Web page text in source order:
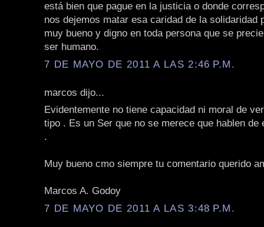
está bien que pague en la justicia o donde
nos dejemos matar esa caridad de la solidaridad
muy bueno y digno en toda persona que se
ser humano.
7 DE MAYO DE 2011 A LAS 2:46 P.M.
marcos dijo...
Evidentemente no tiene capacidad ni moral de
tipo . Es un Ser que no se merece que hablen de
.
Muy bueno cmo siempre tu comentario querido
Marcos A. Godoy
7 DE MAYO DE 2011 A LAS 3:48 P.M.